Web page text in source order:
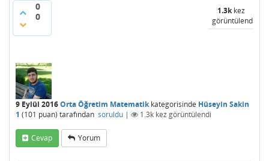
0
0
1.3kkez
görüntülendi
9 Eylül 2016Orta Öğretim Matematikkategorisinde Hüseyin Sakin
1 (101 puan) tarafından soruldu | 1.3k kez görüntülendi
Cevap Yorum